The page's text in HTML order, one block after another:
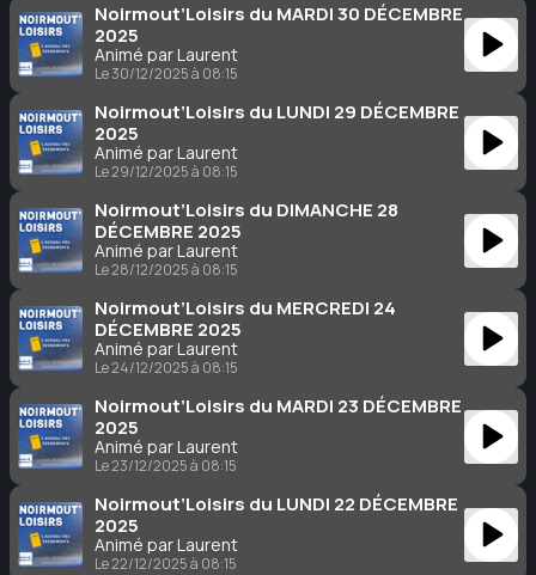
Noirmout’Loisirs du MARDI 30 DÉCEMBRE
2025
Animé par Laurent
Le 30/12/2025 à 08:15
Noirmout’Loisirs du LUNDI 29 DÉCEMBRE
2025
Animé par Laurent
Le 29/12/2025 à 08:15
Noirmout’Loisirs du DIMANCHE 28
DÉCEMBRE 2025
Animé par Laurent
Le 28/12/2025 à 08:15
Noirmout’Loisirs du MERCREDI 24
DÉCEMBRE 2025
Animé par Laurent
Le 24/12/2025 à 08:15
Noirmout’Loisirs du MARDI 23 DÉCEMBRE
2025
Animé par Laurent
Le 23/12/2025 à 08:15
Noirmout’Loisirs du LUNDI 22 DÉCEMBRE
2025
Animé par Laurent
Le 22/12/2025 à 08:15